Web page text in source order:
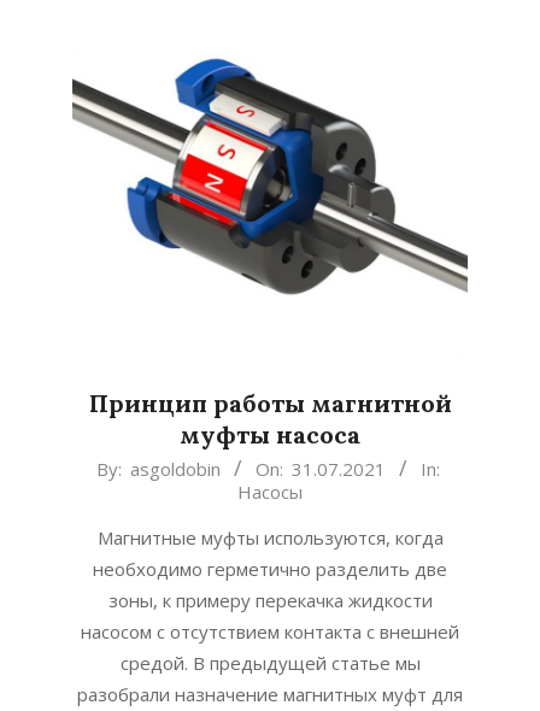
Принцип работы магнитной
муфты насоса
2021-
By: asgoldobin On: 31.07.2021
In:
Насосы
Магнитные муфты используются, когда
необходимо герметично разделить две
зоны, к примеру перекачка жидкости
насосом с отсутствием контакта с внешней
средой. В предыдущей статье мы
разобрали назначение магнитных муфт для